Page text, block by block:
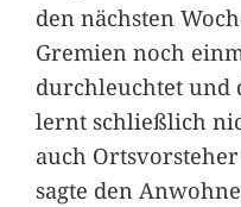
den nächsten
Gremien noch
durchleuchtet und
lernt schließlich
auch
sagte den